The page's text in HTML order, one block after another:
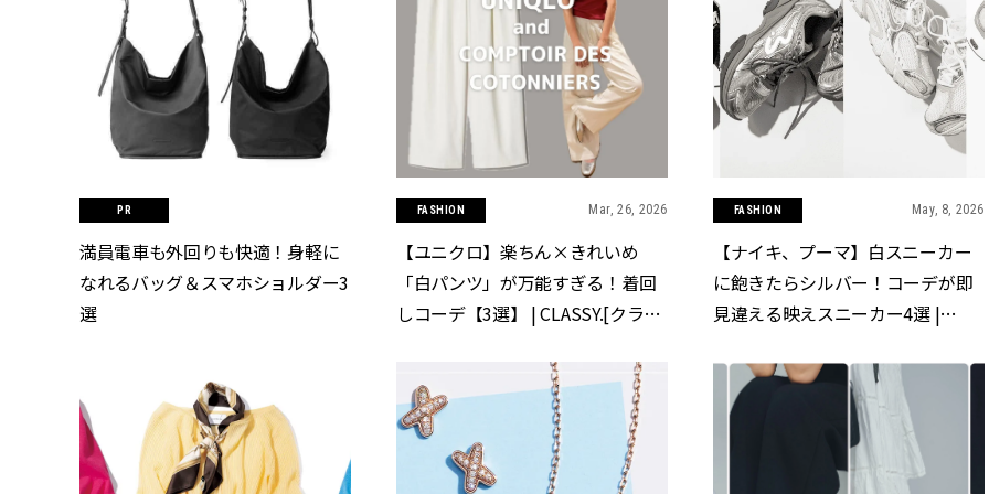
満員電車も外回りも快適！身軽に
なれるバッグ＆スマホショルダー3
選
FASHION Mar, 26, 2026
【ユニクロ】楽ちん×きれいめ
「白パンツ」が万能すぎる！着回
しコーデ【3選】 | CLASSY.[クラッ
FASHION May, 8, 2026
【ナイキ、プーマ】白スニーカー
に飽きたらシルバー！コーデが即
見違える映えスニーカー4選 |